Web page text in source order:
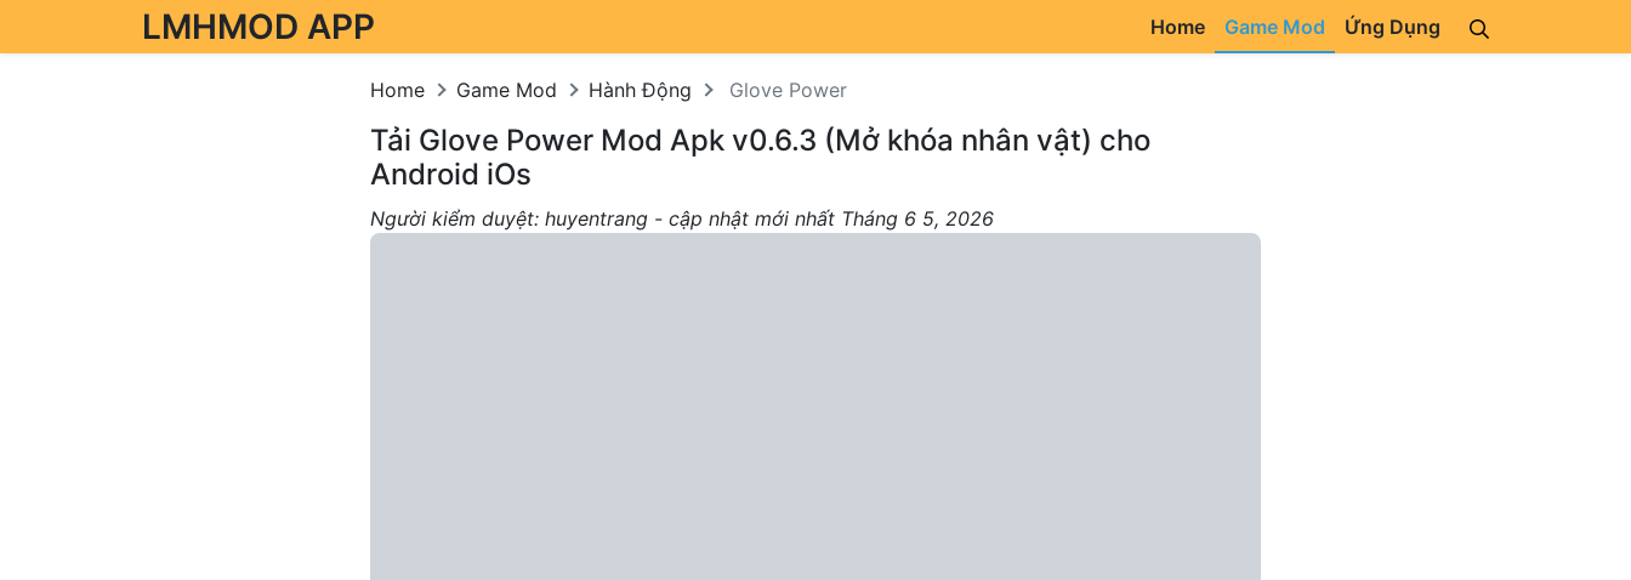
LMHMOD APP Home Game Mod Ứng Dụng
Home Game Mod Hành Động Glove Power
Tải Glove Power Mod Apk v0.6.3 (Mở khóa nhân vật) cho
Android iOs
Người kiểm duyệt: huyentrang - cập nhật mới nhất Tháng 6 5, 2026